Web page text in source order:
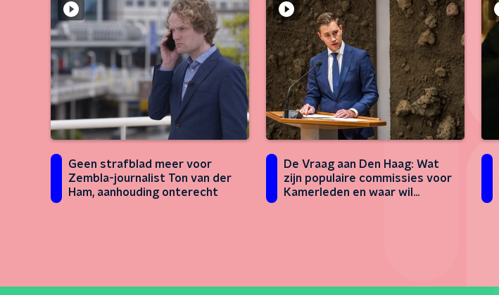
Geen strafblad meer voor
Zembla-journalist Ton van der
Ham, aanhouding onterecht
De Vraag aan Den Haag: Wat
zijn populaire commissies voor
Kamerleden en waar wil